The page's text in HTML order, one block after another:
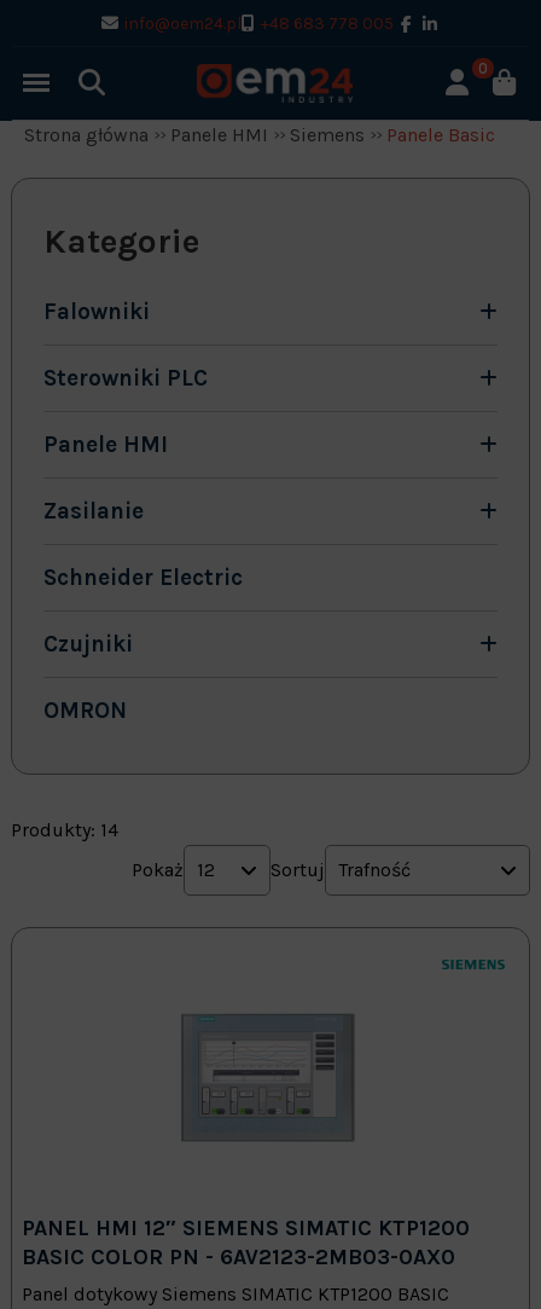
info@oem24.pl +48 683 778 005
0
Strona główna Panele HMI Siemens Panele Basic
Produkty: 14
Pokaż
12 Sortuj Trafność
PANEL HMI 12″ SIEMENS SIMATIC KTP1200
BASIC COLOR PN - 6AV2123-2MB03-0AX0
Panel dotykowy Siemens SIMATIC KTP1200 BASIC
Kategorie
Falowniki
Sterowniki PLC
Panele HMI
Zasilanie
Schneider Electric
Czujniki
OMRON